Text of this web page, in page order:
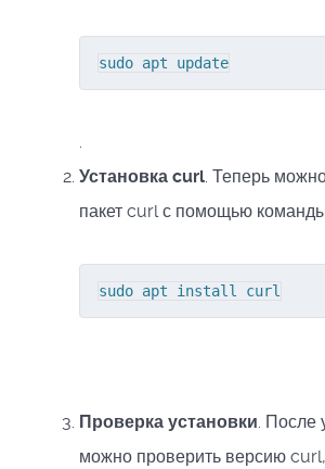
sudo apt update
.
Установка curl. Теперь
пакет curl с помощью
sudo apt install curl
Проверка установки. После
можно проверить версию